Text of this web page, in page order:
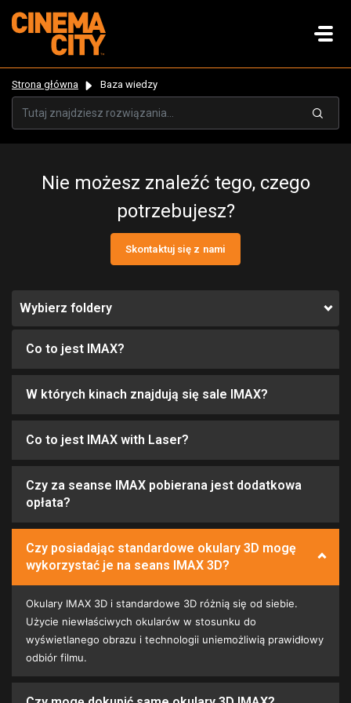
Strona główna Baza wiedzy
Nie możesz znaleźć tego, czego
potrzebujesz?
Skontaktuj się z nami
Wybierz foldery
Co to jest IMAX?
W których kinach znajdują się sale IMAX?
Co to jest IMAX with Laser?
Czy za seanse IMAX pobierana jest dodatkowa
opłata?
Czy posiadając standardowe okulary 3D mogę
wykorzystać je na seans IMAX 3D?
Okulary IMAX 3D i standardowe 3D różnią się od siebie.
Użycie niewłaściwych okularów w stosunku do
wyświetlanego obrazu i technologii uniemożliwią prawidłowy
odbiór filmu.